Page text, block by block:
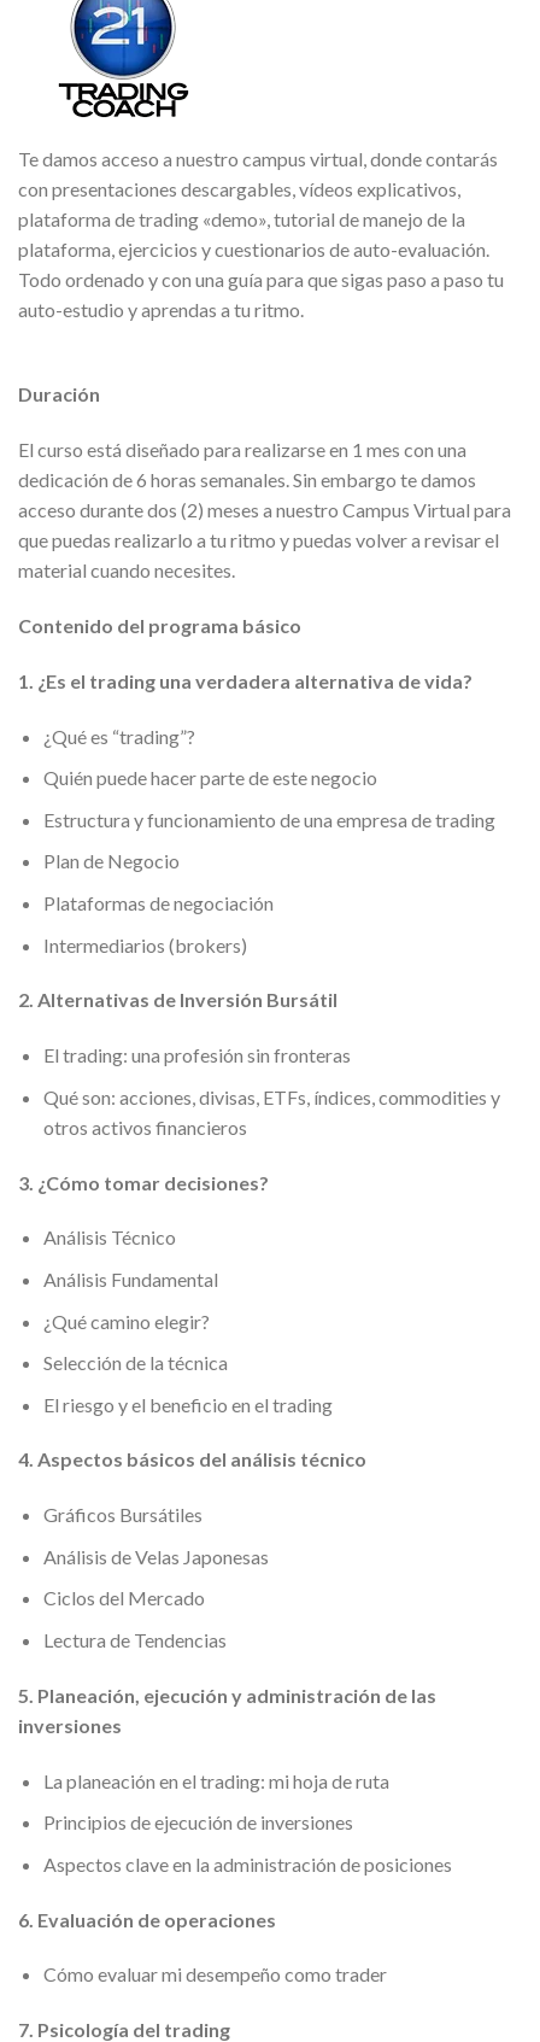
Te damos acceso a nuestro campus virtual, donde contarás
con presentaciones descargables, vídeos explicativos,
plataforma de trading «demo», tutorial de manejo de la
plataforma, ejercicios y cuestionarios de auto-evaluación.
Todo ordenado y con una guía para que sigas paso a paso tu
auto-estudio y aprendas a tu ritmo.
Duración
El curso está diseñado para realizarse en 1 mes con una
dedicación de 6 horas semanales. Sin embargo te damos
acceso durante dos (2) meses a nuestro Campus Virtual para
que puedas realizarlo a tu ritmo y puedas volver a revisar el
material cuando necesites.
Contenido del programa básico
1. ¿Es el trading una verdadera alternativa de vida?
¿Qué es “trading”?
Quién puede hacer parte de este negocio
Estructura y funcionamiento de una empresa de trading
Plan de Negocio
Plataformas de negociación
Intermediarios (brokers)
2. Alternativas de Inversión Bursátil
El trading: una profesión sin fronteras
Qué son: acciones, divisas, ETFs, índices, commodities y
otros activos financieros
3. ¿Cómo tomar decisiones?
Análisis Técnico
Análisis Fundamental
¿Qué camino elegir?
Selección de la técnica
El riesgo y el beneficio en el trading
4. Aspectos básicos del análisis técnico
Gráficos Bursátiles
Análisis de Velas Japonesas
Ciclos del Mercado
Lectura de Tendencias
5. Planeación, ejecución y administración de las
inversiones
La planeación en el trading: mi hoja de ruta
Principios de ejecución de inversiones
Aspectos clave en la administración de posiciones
6. Evaluación de operaciones
Cómo evaluar mi desempeño como trader
7. Psicología del trading